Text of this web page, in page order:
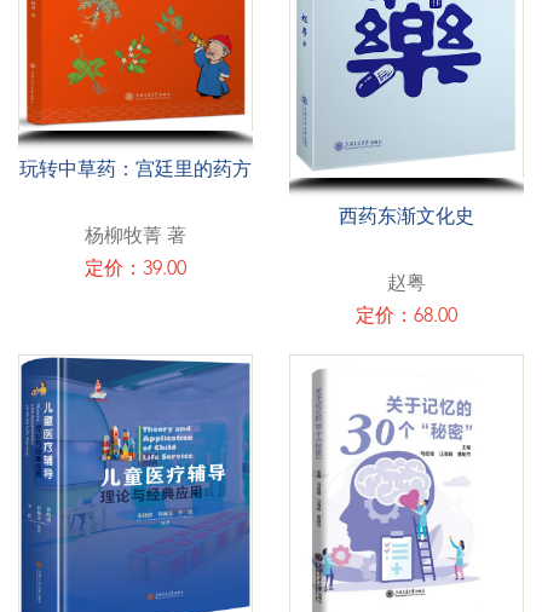
玩转中草药：宫廷里的药方
杨柳牧菁 著
定价：39.00
西药东渐文化史
赵粤
定价：68.00